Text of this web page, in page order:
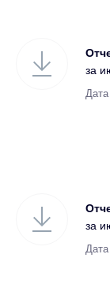
за
за
Дата